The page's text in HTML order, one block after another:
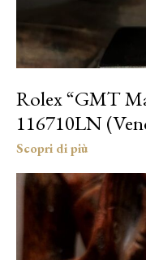
Rolex “GMT
116710LN